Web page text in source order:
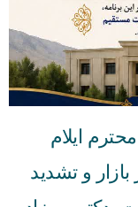
ایلام
و تشدید